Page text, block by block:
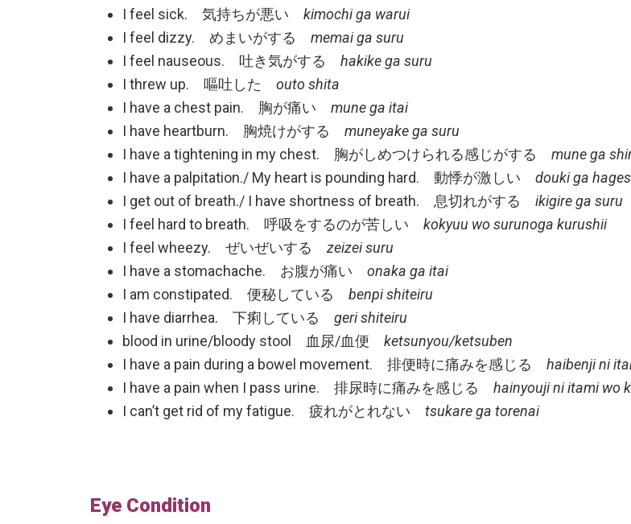
I feel sick. 気持ちが悪い kimochi ga warui
I feel dizzy. めまいがする memai ga suru
I feel nauseous. 吐き気がする hakike ga suru
I threw up. 嘔吐した outo shita
I have a chest pain. 胸が痛い mune ga itai
I have heartburn. 胸焼けがする muneyake ga suru
I have a tightening in my chest. 胸がしめつけられる感じがする mune ga
I have a palpitation./ My heart is pounding hard. 動悸が激しい douki ga
I get out of breath./ I have shortness of breath. 息切れがする ikigire ga suru
I feel hard to breath. 呼吸をするのが苦しい kokyuu wo surunoga kurushii
I feel wheezy. ぜいぜいする zeizei suru
I have a stomachache. お腹が痛い onaka ga itai
I am constipated. 便秘している benpi shiteiru
I have diarrhea. 下痢している geri shiteiru
blood in urine/bloody stool 血尿/血便 ketsunyou/ketsuben
I have a pain during a bowel movement. 排便時に痛みを感じる haibenji ni
I have a pain when I pass urine. 排尿時に痛みを感じる hainyouji ni itami wo
I can’t get rid of my fatigue. 疲れがとれない tsukare ga torenai
Eye Condition